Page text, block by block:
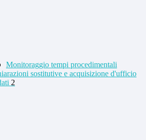
Monitoraggio tempi procedimentali
sostitutive e acquisizione d'ufficio
2